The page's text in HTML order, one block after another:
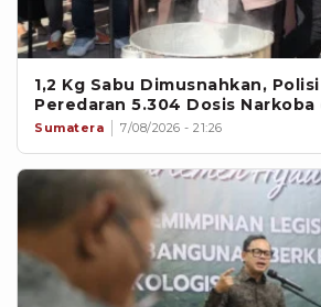
1,2 Kg Sabu Dimusnahkan,
Peredaran 5.304 Dosis
Sumatera 7/08/2026 - 21:26